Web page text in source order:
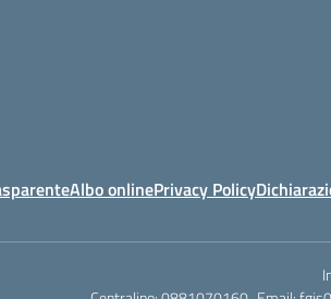
Albo onlinePrivacy Policy